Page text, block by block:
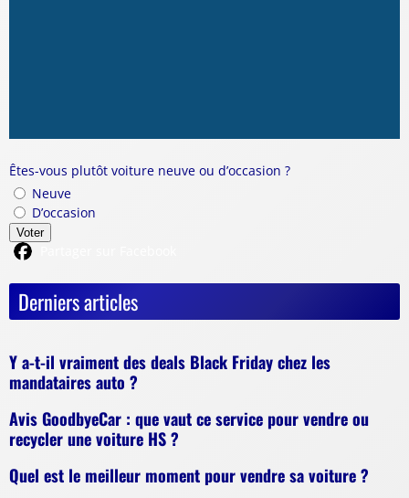
Êtes-vous plutôt voiture neuve ou d’occasion ?
Neuve
D’occasion
Voter
Derniers articles
Y a-t-il vraiment des deals Black Friday chez les
mandataires auto ?
Avis GoodbyeCar : que vaut ce service pour vendre ou
recycler une voiture HS ?
Quel est le meilleur moment pour vendre sa voiture ?